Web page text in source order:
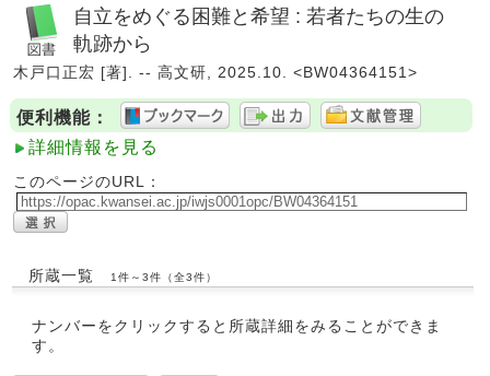
自立をめぐる困難と希望 : 若者たちの生の
軌跡から
木戸口正宏 [著]. -- 高文研, 2025.10. <BW04364151>
便利機能：
詳細情報を見る
このページのURL：
所蔵一覧 1件～3件（全3件）
ナンバーをクリックすると所蔵詳細をみることができま
す。